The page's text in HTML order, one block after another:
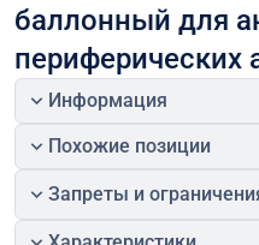
баллонный для
периферических
Информация
Похожие позиции
Запреты и